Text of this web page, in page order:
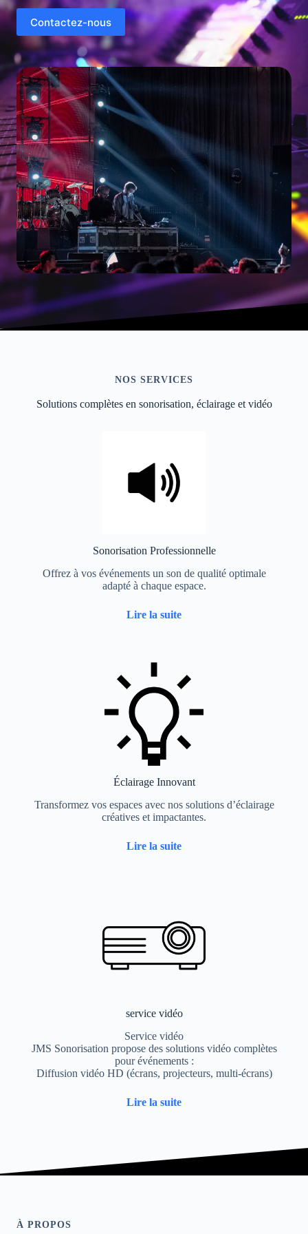
Contactez-nous
NOS SERVICES
Solutions complètes en sonorisation, éclairage et vidéo
Sonorisation Professionnelle
Offrez à vos événements un son de qualité optimale
adapté à chaque espace.
Lire la suite
Éclairage Innovant
Transformez vos espaces avec nos solutions d’éclairage
créatives et impactantes.
Lire la suite
service vidéo
Service vidéo
JMS Sonorisation propose des solutions vidéo complètes
pour événements :
Diffusion vidéo HD (écrans, projecteurs, multi-écrans)
Lire la suite
À PROPOS